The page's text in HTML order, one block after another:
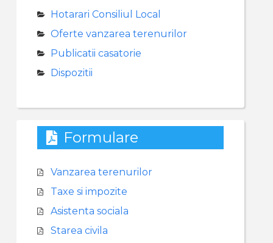
Hotarari Consiliul Local
Oferte vanzarea terenurilor
Publicatii casatorie
Dispozitii
Formulare
Vanzarea terenurilor
Taxe si impozite
Asistenta sociala
Starea civila